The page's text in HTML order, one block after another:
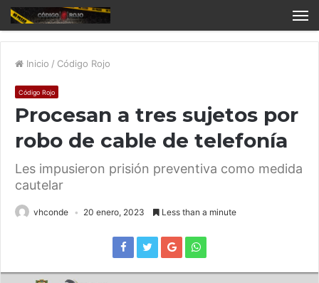
Inicio / Código Rojo
Código Rojo
Procesan a tres sujetos por
robo de cable de telefonía
Les impusieron prisión preventiva como medida
cautelar
vhconde 20 enero, 2023 Less than a minute